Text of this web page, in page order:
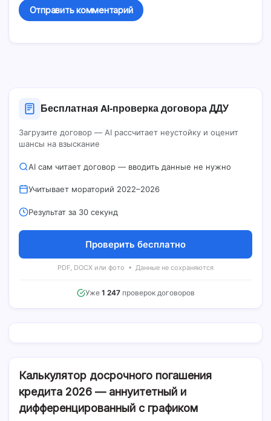
Бесплатная AI‑проверка договора ДДУ
Загрузите договор — AI рассчитает неустойку и оценит
шансы на взыскание
AI сам читает договор — вводить данные не нужно
Учитывает мораторий 2022–2026
Результат за 30 секунд
Проверить бесплатно
PDF, DOCX или фото • Данные не сохраняются
Уже 1 247проверок договоров
Калькулятор досрочного погашения
кредита 2026 — аннуитетный и
дифференцированный с графиком